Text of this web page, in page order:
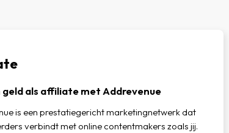
geld als affiliate met Addrevenue
is een prestatiegericht marketingnetwerk dat
verbindt met online contentmakers zoals jij.